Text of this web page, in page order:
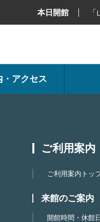
本日開館
・アクセス
ご利用案内
ご利用案内トッ
来館のご案内
開館時間・休館